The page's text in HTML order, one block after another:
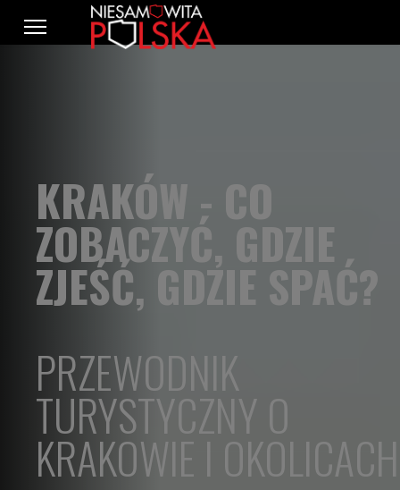
KRAKÓW - CO
ZOBACZYĆ, GDZIE
ZJEŚĆ, GDZIE SPAĆ?
PRZEWODNIK
TURYSTYCZNY O
KRAKOWIE I OKOLICACH